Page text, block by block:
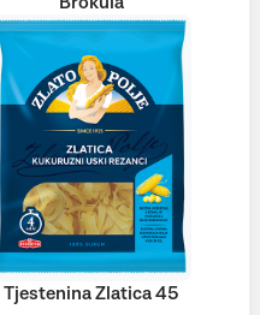
Tjestenina Zlatica 45